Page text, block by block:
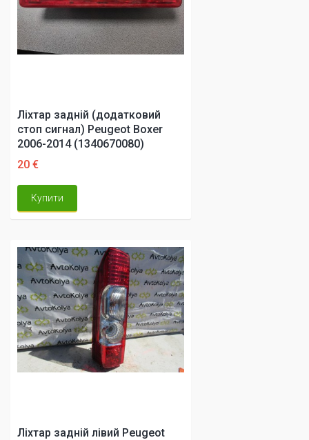
Ліхтар задній (додатковий
стоп сигнал) Peugeot Boxer
2006-2014 (1340670080)
20 €
Купити
Ліхтар задній лівий Peugeot